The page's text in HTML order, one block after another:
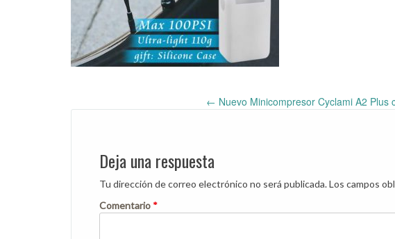
Post
navigation
← Nuevo Minicompresor Cyclami A2
Deja una respuesta
Tu dirección de correo electrónico no será publicada.Los campos
Comentario *